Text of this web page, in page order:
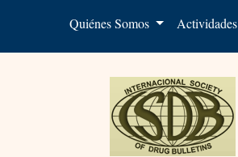
Quiénes Somos Actividades